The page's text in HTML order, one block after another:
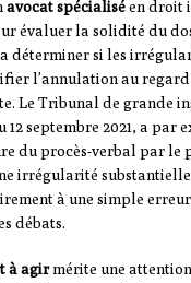
avocat spécialiséen droit
évaluer la solidité du
déterminer si les
l’annulation au
Le Tribunal de grande
12 septembre 2021, a par
du procès-verbal par le
irrégularité
à une simple
débats.
à agirmérite une